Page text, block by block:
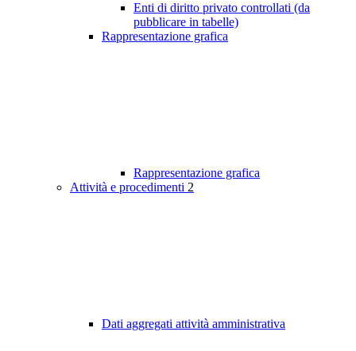
Enti di diritto privato controllati (da
pubblicare in tabelle)
Rappresentazione grafica
Rappresentazione grafica
Attività e procedimenti 2
Dati aggregati attività amministrativa